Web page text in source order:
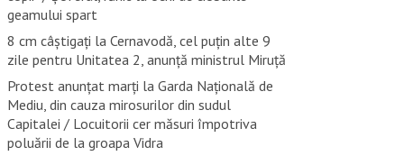
geamului spart
8 cm câștigați la Cernavodă, cel puțin alte 9
zile pentru Unitatea 2, anunță ministrul Miruță
Protest anunțat marți la Garda Națională de
Mediu, din cauza mirosurilor din sudul
Capitalei / Locuitorii cer măsuri împotriva
poluării de la groapa Vidra